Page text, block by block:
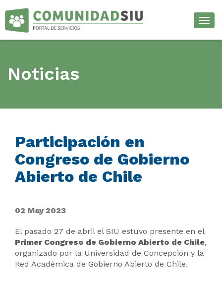
Noticias
Participación en
Congreso de Gobierno
Abierto de Chile
02 May 2023
El pasado 27 de abril el SIU estuvo presente en el
Primer Congreso de Gobierno Abierto de Chile,
organizado por la Universidad de Concepción y la
Red Académica de Gobierno Abierto de Chile.